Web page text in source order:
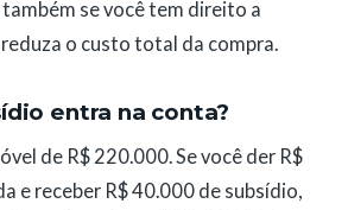
se você tem direito a
o custo total da compra.
entra na conta?
de R$ 220.000. Se você der R$
e receber R$ 40.000 de subsídio,